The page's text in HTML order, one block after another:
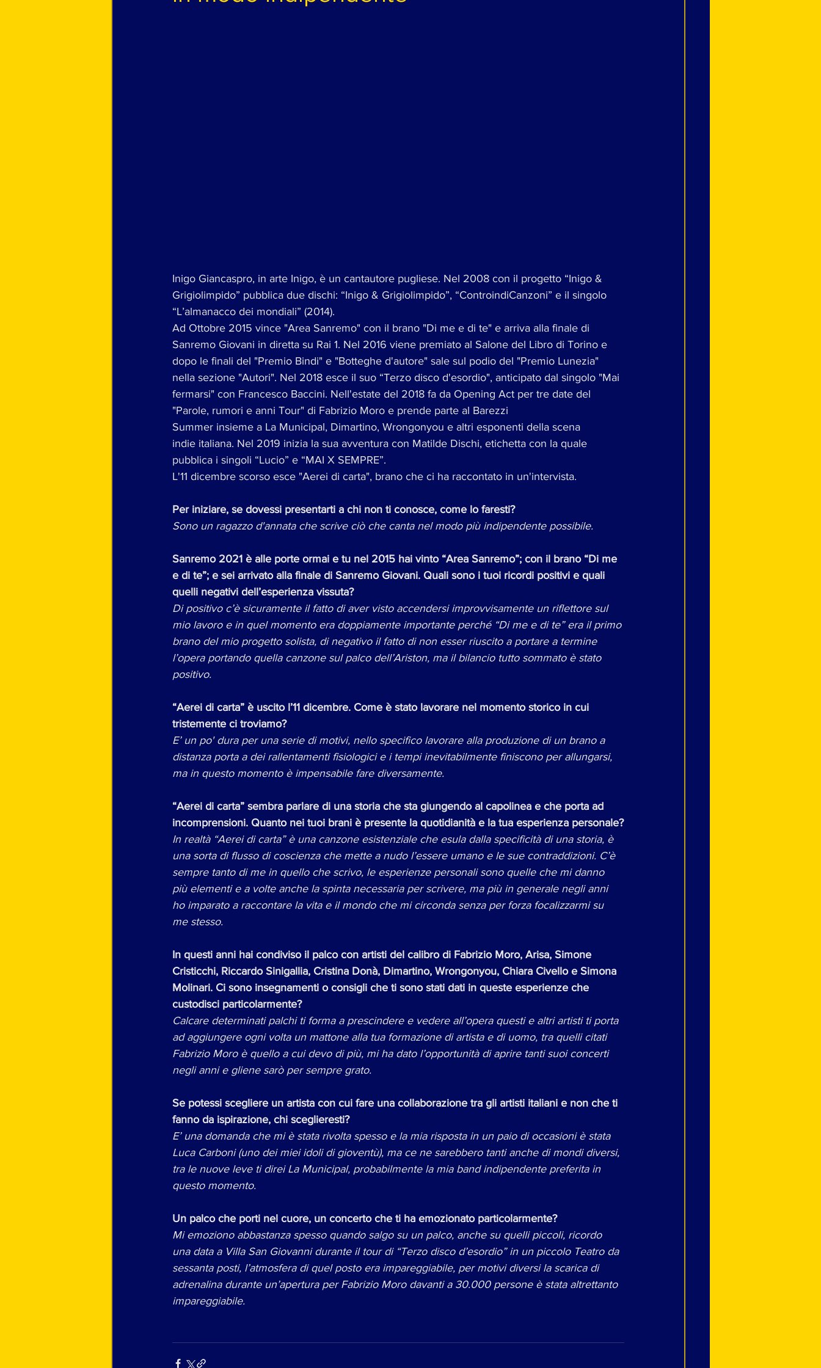
Inigo Giancaspro, in arte Inigo, è un cantautore pugliese. Nel 2008 con il progetto “Inigo &
Grigiolimpido” pubblica due dischi: “Inigo & Grigiolimpido”, “ControindiCanzoni” e il singolo
“L’almanacco dei mondiali” (2014).
Ad Ottobre 2015 vince "Area Sanremo" con il brano "Di me e di te" e arriva alla finale di
Sanremo Giovani in diretta su Rai 1. Nel 2016 viene premiato al Salone del Libro di Torino e
dopo le finali del "Premio Bindi" e "Botteghe d'autore" sale sul podio del "Premio Lunezia"
nella sezione "Autori". Nel 2018 esce il suo “Terzo disco d'esordio", anticipato dal singolo "Mai
fermarsi" con Francesco Baccini. Nell'estate del 2018 fa da Opening Act per tre date del
"Parole, rumori e anni Tour" di Fabrizio Moro e prende parte al Barezzi
Summer insieme a La Municipal, Dimartino, Wrongonyou e altri esponenti della scena
indie italiana. Nel 2019 inizia la sua avventura con Matilde Dischi, etichetta con la quale
pubblica i singoli “Lucio” e “MAI X SEMPRE”.
L'11 dicembre scorso esce "Aerei di carta", brano che ci ha raccontato in un'intervista.
Per iniziare, se dovessi presentarti a chi non ti conosce, come lo faresti?
Sono un ragazzo d'annata che scrive ciò che canta nel modo più indipendente possibile.
Sanremo 2021 è alle porte ormai e tu nel 2015 hai vinto “Area Sanremo”; con il brano “Di me
e di te”; e sei arrivato alla finale di Sanremo Giovani. Quali sono i tuoi ricordi positivi e quali
quelli negativi dell’esperienza vissuta?
Di positivo c’è sicuramente il fatto di aver visto accendersi improvvisamente un riflettore sul
mio lavoro e in quel momento era doppiamente importante perché “Di me e di te” era il primo
brano del mio progetto solista, di negativo il fatto di non esser riuscito a portare a termine
l’opera portando quella canzone sul palco dell’Ariston, ma il bilancio tutto sommato è stato
positivo.
“Aerei di carta” è uscito l’11 dicembre. Come è stato lavorare nel momento storico in cui
tristemente ci troviamo?
E’ un po' dura per una serie di motivi, nello specifico lavorare alla produzione di un brano a
distanza porta a dei rallentamenti fisiologici e i tempi inevitabilmente finiscono per allungarsi,
ma in questo momento è impensabile fare diversamente.
“Aerei di carta” sembra parlare di una storia che sta giungendo al capolinea e che porta ad
incomprensioni. Quanto nei tuoi brani è presente la quotidianità e la tua esperienza personale?
In realtà “Aerei di carta” è una canzone esistenziale che esula dalla specificità di una storia, è
una sorta di flusso di coscienza che mette a nudo l’essere umano e le sue contraddizioni. C’è
sempre tanto di me in quello che scrivo, le esperienze personali sono quelle che mi danno
più elementi e a volte anche la spinta necessaria per scrivere, ma più in generale negli anni
ho imparato a raccontare la vita e il mondo che mi circonda senza per forza focalizzarmi su
me stesso.
In questi anni hai condiviso il palco con artisti del calibro di Fabrizio Moro, Arisa, Simone
Cristicchi, Riccardo Sinigallia, Cristina Donà, Dimartino, Wrongonyou, Chiara Civello e Simona
Molinari. Ci sono insegnamenti o consigli che ti sono stati dati in queste esperienze che
custodisci particolarmente?
Calcare determinati palchi ti forma a prescindere e vedere all’opera questi e altri artisti ti porta
ad aggiungere ogni volta un mattone alla tua formazione di artista e di uomo, tra quelli citati
Fabrizio Moro è quello a cui devo di più, mi ha dato l’opportunità di aprire tanti suoi concerti
negli anni e gliene sarò per sempre grato.
Se potessi scegliere un artista con cui fare una collaborazione tra gli artisti italiani e non che ti
fanno da ispirazione, chi sceglieresti?
E’ una domanda che mi è stata rivolta spesso e la mia risposta in un paio di occasioni è stata
Luca Carboni (uno dei miei idoli di gioventù), ma ce ne sarebbero tanti anche di mondi diversi,
tra le nuove leve ti direi La Municipal, probabilmente la mia band indipendente preferita in
questo momento.
Un palco che porti nel cuore, un concerto che ti ha emozionato particolarmente?
Mi emoziono abbastanza spesso quando salgo su un palco, anche su quelli piccoli, ricordo
una data a Villa San Giovanni durante il tour di “Terzo disco d’esordio” in un piccolo Teatro da
sessanta posti, l’atmosfera di quel posto era impareggiabile, per motivi diversi la scarica di
adrenalina durante un’apertura per Fabrizio Moro davanti a 30.000 persone è stata altrettanto
impareggiabile.